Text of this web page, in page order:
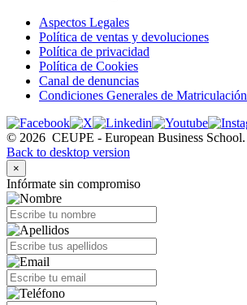
Aspectos Legales
Política de ventas y devoluciones
Política de privacidad
Política de Cookies
Canal de denuncias
Condiciones Generales de Matriculación
© 2026 CEUPE - European Business School.
Back to desktop version
×
Infórmate sin compromiso